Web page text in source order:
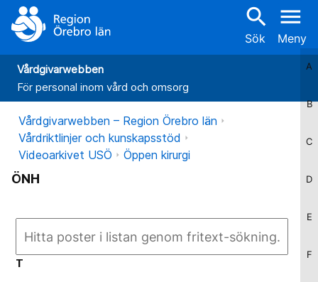
search
Sök
menu
Meny
Vårdgivarwebben
För personal inom vård och omsorg
Vårdgivarwebben – Region Örebro län
Vårdriktlinjer och kunskapsstöd
Videoarkivet USÖ
Öppen kirurgi
ÖNH
A
B
C
D
E
F
T